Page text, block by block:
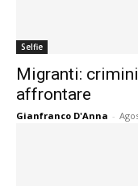
Selfie
Migranti:
affrontare
Gianfranco D'Anna -